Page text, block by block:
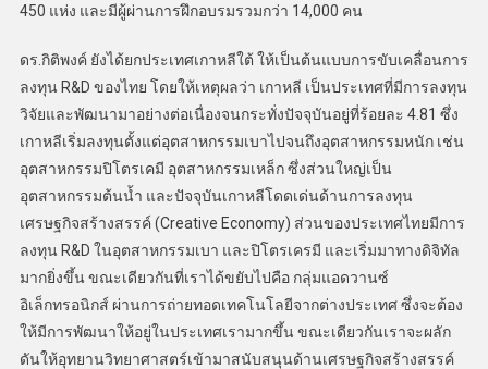
450 แห่ง และมีผู้ผ่านการฝึกอบรมรวมกว่า 14,000 คน
ดร.กิติพงค์ ยังได้ยกประเทศเกาหลีใต้ ให้เป็นต้นแบบการขับเคลื่อนการ
ลงทุน R&D ของไทย โดยให้เหตุผลว่า เกาหลี เป็นประเทศที่มีการลงทุน
วิจัยและพัฒนามาอย่างต่อเนื่องจนกระทั่งปัจจุบันอยู่ที่ร้อยละ 4.81 ซึ่ง
เกาหลีเริ่มลงทุนตั้งแต่อุตสาหกรรมเบาไปจนถึงอุตสาหกรรมหนัก เช่น
อุตสาหกรรมปิโตรเคมี อุตสาหกรรมเหล็ก ซึ่งส่วนใหญ่เป็น
อุตสาหกรรมต้นน้ำ และปัจจุบันเกาหลีโดดเด่นด้านการลงทุน
เศรษฐกิจสร้างสรรค์ (Creative Economy) ส่วนของประเทศไทยมีการ
ลงทุน R&D ในอุตสาหกรรมเบา และปิโตรเครมี และเริ่มมาทางดิจิทัล
มากยิ่งขึ้น ขณะเดียวกันที่เราได้ขยับไปคือ กลุ่มแอดวานซ์
อิเล็กทรอนิกส์ ผ่านการถ่ายทอดเทคโนโลยีจากต่างประเทศ ซึ่งจะต้อง
ให้มีการพัฒนาให้อยู่ในประเทศเรามากขึ้น ขณะเดียวกันเราจะผลัก
ดันให้อุทยานวิทยาศาสตร์เข้ามาสนับสนุนด้านเศรษฐกิจสร้างสรรค์